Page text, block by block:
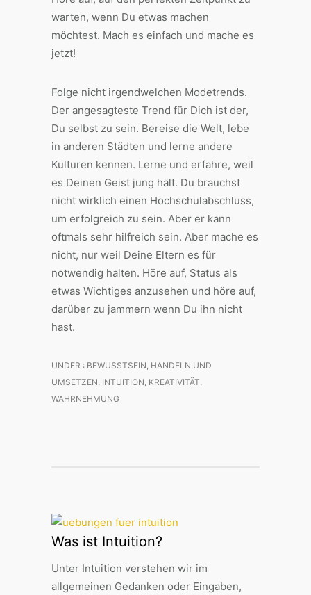
warten, wenn Du etwas machen
möchtest. Mach es einfach und mache es
jetzt!
Folge nicht irgendwelchen Modetrends.
Der angesagteste Trend für Dich ist der,
Du selbst zu sein. Bereise die Welt, lebe
in anderen Städten und lerne andere
Kulturen kennen. Lerne und erfahre, weil
es Deinen Geist jung hält. Du brauchst
nicht wirklich einen Hochschulabschluss,
um erfolgreich zu sein. Aber er kann
oftmals sehr hilfreich sein. Aber mache es
nicht, nur weil Deine Eltern es für
notwendig halten. Höre auf, Status als
etwas Wichtiges anzusehen und höre auf,
darüber zu jammern wenn Du ihn nicht
hast.
UNDER : BEWUSSTSEIN, HANDELN UND
UMSETZEN, INTUITION, KREATIVITÄT,
WAHRNEHMUNG
Was ist Intuition?
Unter Intuition verstehen wir im
allgemeinen Gedanken oder Eingaben,